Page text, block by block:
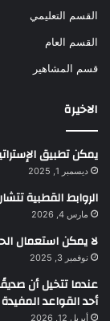
القسم التعليمي
القسم العام
قسم المشاهير
الاخيرة
يمكن تطبيق
ديسمبر 1, 2025
الروابط القطبية
مارس 4, 2026
لا يمكن استعمال
نوفمبر 3, 2025
عندما تتخيل أن
أحد القواعد المفيدة
أبريل 12, 2026